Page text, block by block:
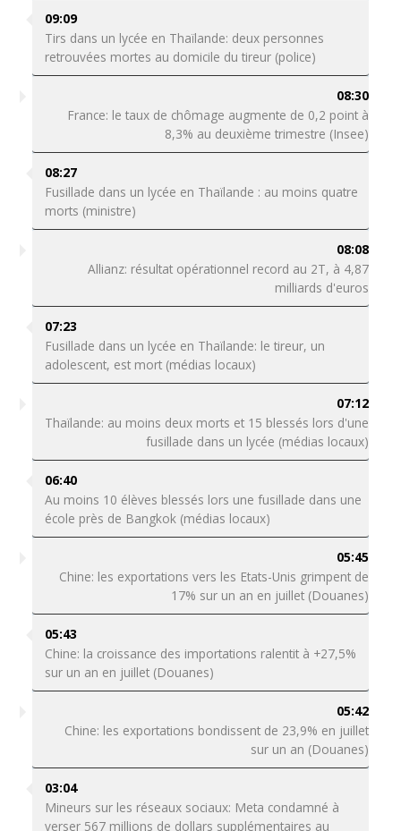
09:09
Tirs dans un lycée en Thaïlande: deux personnes
retrouvées mortes au domicile du tireur (police)
08:30
France: le taux de chômage augmente de 0,2 point à
8,3% au deuxième trimestre (Insee)
08:27
Fusillade dans un lycée en Thaïlande : au moins quatre
morts (ministre)
08:08
Allianz: résultat opérationnel record au 2T, à 4,87
milliards d'euros
07:23
Fusillade dans un lycée en Thaïlande: le tireur, un
adolescent, est mort (médias locaux)
07:12
Thaïlande: au moins deux morts et 15 blessés lors d'une
fusillade dans un lycée (médias locaux)
06:40
Au moins 10 élèves blessés lors une fusillade dans une
école près de Bangkok (médias locaux)
05:45
Chine: les exportations vers les Etats-Unis grimpent de
17% sur un an en juillet (Douanes)
05:43
Chine: la croissance des importations ralentit à +27,5%
sur un an en juillet (Douanes)
05:42
Chine: les exportations bondissent de 23,9% en juillet
sur un an (Douanes)
03:04
Mineurs sur les réseaux sociaux: Meta condamné à
verser 567 millions de dollars supplémentaires au